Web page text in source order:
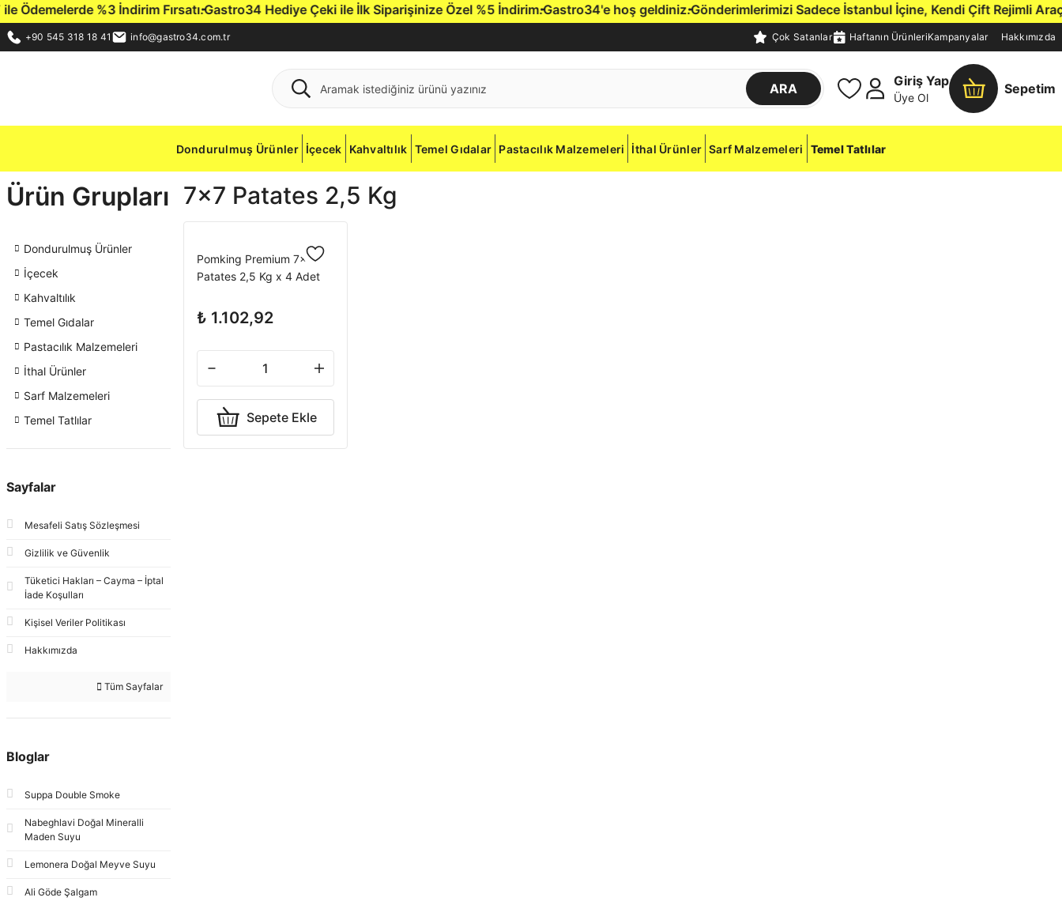
%3 İndirim Fırsatı.Gastro34 Hediye Çeki ile İlk Siparişinize Özel %5 İndirim.Gastro34'e hoş geldiniz.Gönderimlerimizi Sadece İstanbul İçine, Kendi Çift Rejimli
+90 545 318 18 41 info@gastro34.com.tr Çok Satanlar Haftanın ÜrünleriKampanyalar Hakkımızda
ARA
Giriş Yap
Üye Ol
Sepetim
Dondurulmuş Ürünler İçecek Kahvaltılık Temel Gıdalar Pastacılık Malzemeleri İthal Ürünler Sarf Malzemeleri Temel Tatlılar
Ürün Grupları
Dondurulmuş Ürünler
İçecek
Kahvaltılık
Temel Gıdalar
Pastacılık Malzemeleri
İthal Ürünler
Sarf Malzemeleri
Temel Tatlılar
Sayfalar
Mesafeli Satış Sözleşmesi
Gizlilik ve Güvenlik
Tüketici Hakları – Cayma – İptal
İade Koşulları
Kişisel Veriler Politikası
Hakkımızda
Tüm Sayfalar
Bloglar
Suppa Double Smoke
Nabeghlavi Doğal Mineralli
Maden Suyu
Lemonera Doğal Meyve Suyu
Ali Göde Şalgam
7x7 Patates 2,5 Kg
Pomking Premium 7x7
Patates 2,5 Kg x 4 Adet
₺ 1.102,92
Sepete Ekle